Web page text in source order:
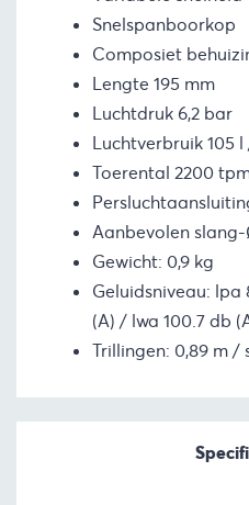
Snelspanboorkop
Composiet
Lengte 195 mm
Luchtdruk 6,2 bar
Luchtverbruik 105
Toerental 2200
Aanbevolen
Gewicht: 0,9 kg
Geluidsniveau: lpa
(A) / lwa 100.7 db
Trillingen: 0,89 m /